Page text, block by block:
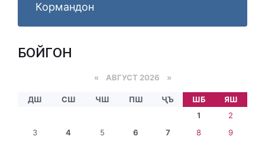
Кормандон
БОЙГОНӢ
« АВГУСТ 2026 »
ДШ СШ ЧШ ПШ ҶЪ ШБ
ЯШ
1
2
3
4 5 6 7 8
9